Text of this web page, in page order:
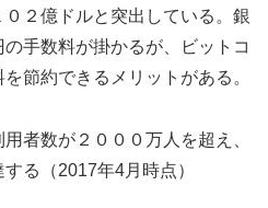
２億ドルと突出している。銀
手数料が掛かるが、ビットコ
節約できるメリットがある。
者数が２０００万人を超え、
る（2017年4月時点）